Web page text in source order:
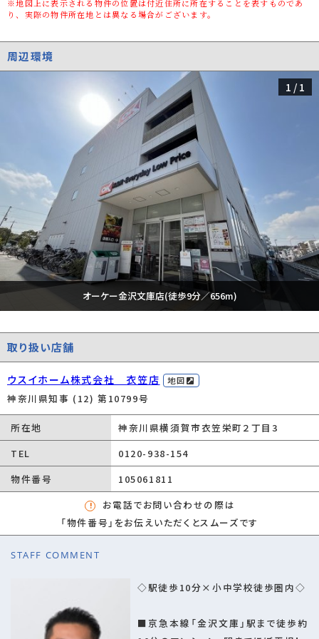
築年数
築40年
所在階
棟総戸数/販売
22戸/-
管理組合有無
有
管理形態
管理会社に全部委託
管理員の勤務形
態
日勤
管理会社
株式会社東急コミュニティー
一般媒介
現況
居住中
引渡し
建築確認番号
-
設備
リフォーム済/室内洗濯機置場/専用庭/都市ガ
ス/公営水道/公共下水/駐輪場/バイク置場あ
り/ガスコンロ/コンロ２口以上/システムキッチ
ン/コンロ３口/バス・トイレ別/浴室乾燥機/温
水洗浄便座/洗面台/エアコン
リフォームの概
2023年8月
キッチン 浴室 トイレ 壁 床 全室 ◇内装リフォ
ーム内容（2023年8月）◇ ・全室クロス/フロー
設置 ・ハウスクリーニング等
条件(その他)
※地図上に表示される物件の位置は付近住所に所在することを表すものであ
り、実際の物件所在地とは異なる場合がございます。
周辺環境
オーケー金沢文庫店(徒歩9分／656m)
1 / 1
取り扱い店舗
ウスイホーム株式会社 衣笠店 地図
神奈川県知事 (12) 第10799号
所在地
神奈川県横須賀市衣笠栄町２丁目3
TEL
0120-938-154
物件番号
105061811
お電話でお問い合わせの際は
「物件番号」をお伝えいただくとスムーズです
STAFF COMMENT
◇駅徒歩10分×小中学校徒歩圏内◇
■京急本線「金沢文庫」駅まで徒歩約